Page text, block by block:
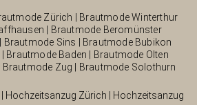
Zürich
Brautmode Winterthur
Brautmode Beromünster
Brautmode Sins
Brautmode Bubikon
Brautmode Baden
Brautmode Olten
Brautmode Zug Brautmode Solothurn
Hochzeitsanzug Zürich
Hochzeitsanzug